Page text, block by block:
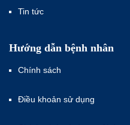
Tin tức
Hướng dẫn bệnh nhân
Chính sách
Điều khoản sử dụng